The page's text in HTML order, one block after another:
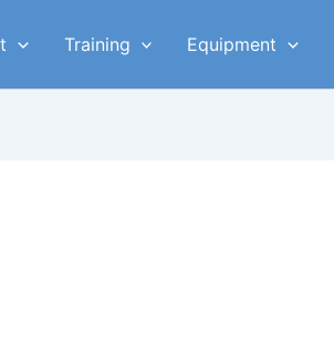
Training Equipment